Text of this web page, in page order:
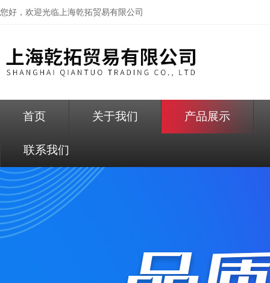
您好，欢迎光临上海乾拓贸易有限公司
首页 关于我们 产品展示
联系我们